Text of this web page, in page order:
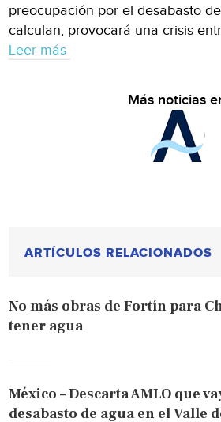
preocupación por el desabasto
calculan, provocará una crisis
Leer más
Más noticias
ARTÍCULOS RELACIONADOS
No más obras de Fortín para
tener agua
México – Descarta AMLO que
desabasto de agua en el Valle